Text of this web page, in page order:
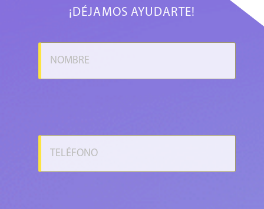
¡DÉJAMOS AYUDARTE!